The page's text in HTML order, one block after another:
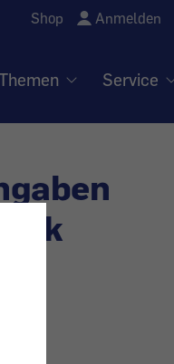
Shop Anmelden
Service